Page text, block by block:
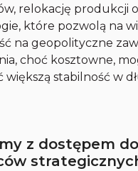
relokację produkcji
które pozwolą na
na geopolityczne
choć kosztowne,
większą stabilność w
z dostępem do